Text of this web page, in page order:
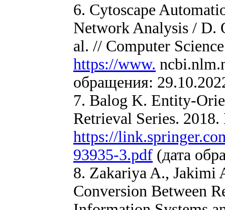
6. Cytoscape
Network Analysis / D.
al. // Computer
https://www.
обращения:
7. Balog K. Entity-
Retrieval Series.
https://
93935-3.pdf (дата
8. Zakariya A.,
Conversion Between